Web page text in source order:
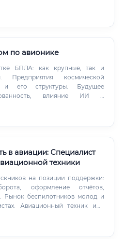
должен быть предсказан и
по авионике
БПЛА: как крупные, так и
Предприятия космической
и его структуры. Будущее
влияние ИИ и
по авионике является и
в авиации: Специалист
техники
на позиции поддержки:
оформление отчётов,
Рынок беспилотников молод и
Авиационный техник или